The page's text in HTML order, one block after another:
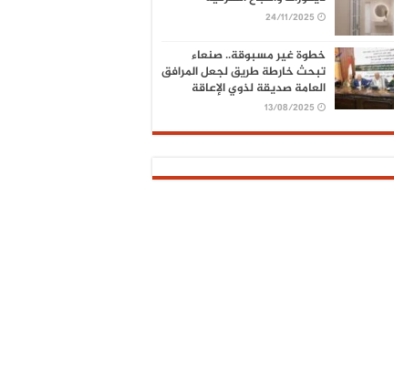
24/11/2025
خطوة غير مسبوقة.. صنعاء
تبحث خارطة طريق لجعل المرافق
العامة صديقة لذوي الإعاقة
13/08/2025